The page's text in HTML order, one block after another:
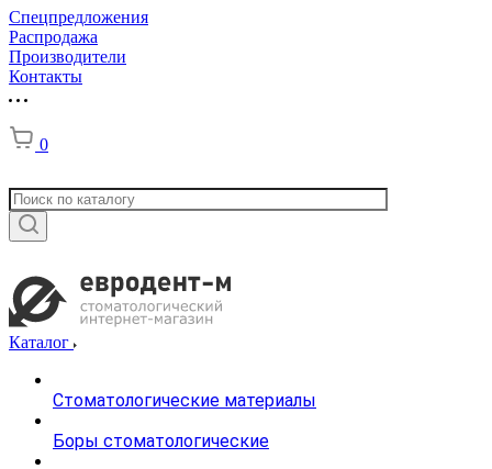
Спецпредложения
Распродажа
Производители
Контакты
0
Каталог
Стоматологические материалы
Боры стоматологические